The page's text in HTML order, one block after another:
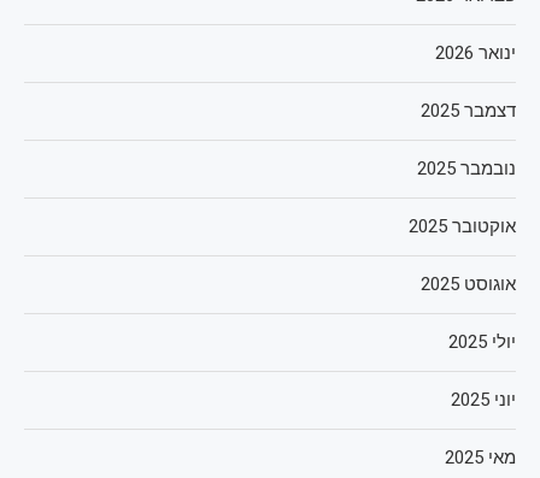
ינואר 2026
דצמבר 2025
נובמבר 2025
אוקטובר 2025
אוגוסט 2025
יולי 2025
יוני 2025
מאי 2025